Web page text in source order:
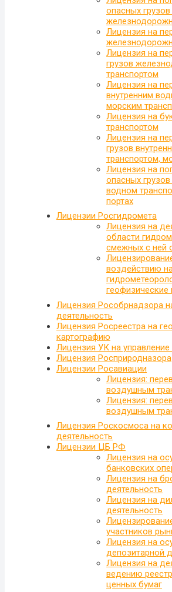
опасных грузов
Лицензия на
Лицензия на
грузов
транспортом
Лицензия на
внутренним
морским
Лицензия на
транспортом
Лицензия на
грузов
транспортом,
Лицензия на
опасных
водном
портах
Лицензии Росгидромета
Лицензия на
области
смежных с ней
воздействию
геофизические
Лицензия Рособрнадзора
деятельность
Лицензия Росреестра на
картографию
Лицензия УК на
Лицензия Росприродназора
Лицензии Росавиации
Лицензия:
воздушным
Лицензия:
воздушным
Лицензия Роскосмоса на
деятельность
Лицензии ЦБ РФ
Лицензия на
банковских
Лицензия на
деятельность
Лицензия на
деятельность
участников
Лицензия на
депозитарной
Лицензия на
ведению
ценных бумаг